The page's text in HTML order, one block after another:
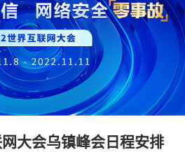
大会乌镇峰会日程安排